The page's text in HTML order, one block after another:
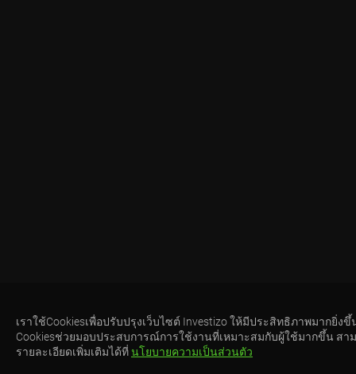
เราใช้Cookiesเพื่อปรับปรุงเว็บไซต์ Investizo ให้มีประสิทธิภาพมากยิ่งขึ้
Cookiesช่วยมอบประสบการณ์การใช้งานที่เหมาะสมกับผู้ใช้มากขึ้น สา
รายละเอียดเพิ่มเติมได้ที่นโยบายความเป็นส่วนตัว